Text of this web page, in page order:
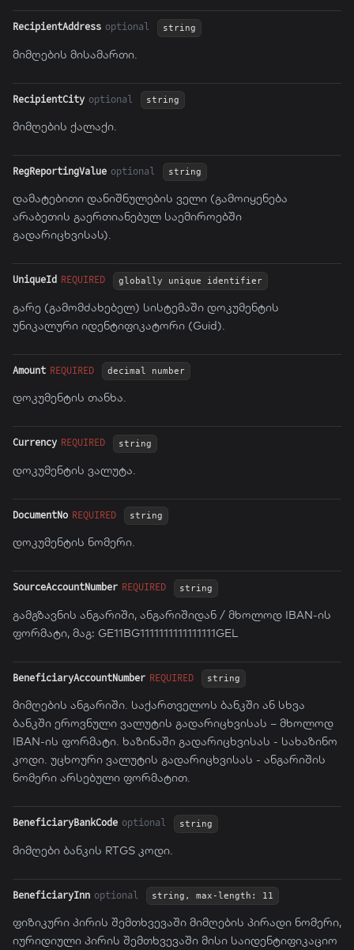
RecipientAddress optional string
მიმღების მისამართი.
RecipientCity optional string
მიმღების ქალაქი.
RegReportingValue optional string
დამატებითი დანიშნულების ველი (გამოიყენება
არაბეთის გაერთიანებულ საემიროებში
გადარიცხვისას).
UniqueId REQUIRED globally unique identifier
გარე (გამომძახებელ) სისტემაში დოკუმენტის
უნიკალური იდენტიფიკატორი (Guid).
Amount REQUIRED decimal number
დოკუმენტის თანხა.
Currency REQUIRED string
დოკუმენტის ვალუტა.
DocumentNo REQUIRED string
დოკუმენტის ნომერი.
SourceAccountNumber REQUIRED string
გამგზავნის ანგარიში, ანგარიშიდან / მხოლოდ IBAN-ის
ფორმატი, მაგ: GE11BG1111111111111111GEL
BeneficiaryAccountNumber REQUIRED string
მიმღების ანგარიში. საქართველოს ბანკში ან სხვა
ბანკში ეროვნული ვალუტის გადარიცხვისას – მხოლოდ
IBAN-ის ფორმატი. ხაზინაში გადარიცხვისას - სახაზინო
კოდი. უცხოური ვალუტის გადარიცხვისას - ანგარიშის
ნომერი არსებული ფორმატით.
BeneficiaryBankCode optional string
მიმღები ბანკის RTGS კოდი.
BeneficiaryInn optional string, max-length: 11
ფიზიკური პირის შემთხვევაში მიმღების პირადი ნომერი,
იურიდიული პირის შემთხვევაში მისი საიდენტიფიკაციო